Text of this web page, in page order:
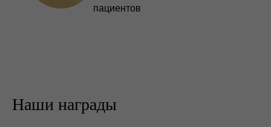
пациентов
Наши награды